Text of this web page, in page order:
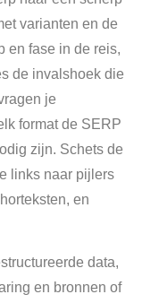
varianten en de
en fase in de reis,
de invalshoek die
je
format de SERP
zijn. Schets de
links naar pijlers
en
data,
en bronnen of